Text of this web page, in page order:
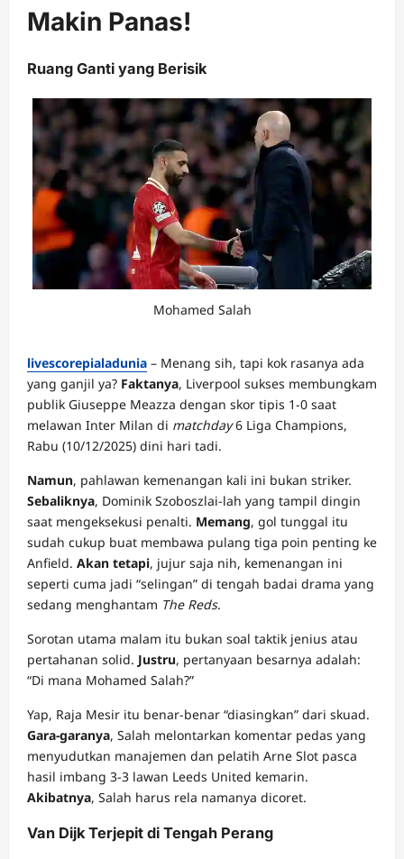
Makin Panas!
Ruang Ganti yang Berisik
Mohamed Salah
livescorepialadunia – Menang sih, tapi kok rasanya ada
yang ganjil ya? Faktanya, Liverpool sukses membungkam
publik Giuseppe Meazza dengan skor tipis 1-0 saat
melawan Inter Milan di matchday6 Liga Champions,
Rabu (10/12/2025) dini hari tadi.
Namun, pahlawan kemenangan kali ini bukan striker.
Sebaliknya, Dominik Szoboszlai-lah yang tampil dingin
saat mengeksekusi penalti. Memang, gol tunggal itu
sudah cukup buat membawa pulang tiga poin penting ke
Anfield. Akan tetapi, jujur saja nih, kemenangan ini
seperti cuma jadi “selingan” di tengah badai drama yang
sedang menghantam The Reds.
Sorotan utama malam itu bukan soal taktik jenius atau
pertahanan solid. Justru, pertanyaan besarnya adalah:
“Di mana Mohamed Salah?”
Yap, Raja Mesir itu benar-benar “diasingkan” dari skuad.
Gara-garanya, Salah melontarkan komentar pedas yang
menyudutkan manajemen dan pelatih Arne Slot pasca
hasil imbang 3-3 lawan Leeds United kemarin.
Akibatnya, Salah harus rela namanya dicoret.
Van Dijk Terjepit di Tengah Perang